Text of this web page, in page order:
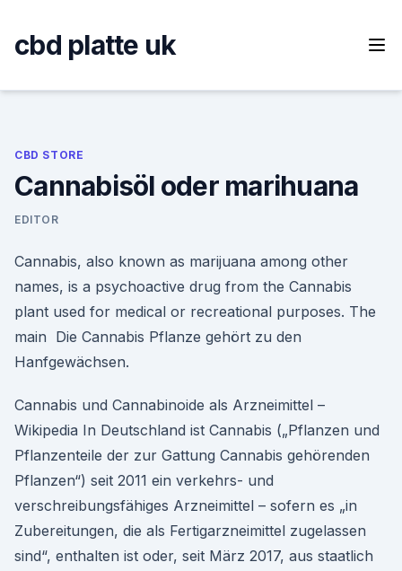
content
cbd platte uk
CBD STORE
Cannabisöl oder marihuana
EDITOR
Cannabis, also known as marijuana among other
names, is a psychoactive drug from the Cannabis
plant used for medical or recreational purposes. The
main Die Cannabis Pflanze gehört zu den
Hanfgewächsen.
Cannabis und Cannabinoide als Arzneimittel –
Wikipedia In Deutschland ist Cannabis („Pflanzen und
Pflanzenteile der zur Gattung Cannabis gehörenden
Pflanzen“) seit 2011 ein verkehrs- und
verschreibungsfähiges Arzneimittel – sofern es „in
Zubereitungen, die als Fertigarzneimittel zugelassen
sind“, enthalten ist oder, seit März 2017, aus staatlich